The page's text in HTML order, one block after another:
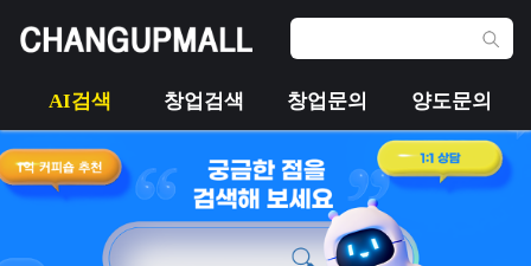
AI검색 창업검색 창업문의 양도문의